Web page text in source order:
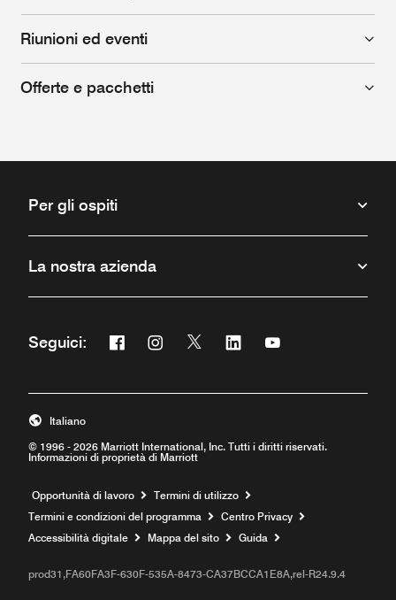
Riunioni ed eventi
Offerte e pacchetti
Per gli ospiti
La nostra azienda
Seguici: Facebook
Apre una nuova finestra
Instagram
Apre una nuova finestra
Twitter
Apre una nuova finestra
Linkedin
Apre una nuova finestra
Apre una nuova
© 1996 - 2026 Marriott International, Inc. Tutti i diritti riservati.
Informazioni di proprietà di Marriott
Italiano
Opportunità di lavoro Apre una nuova finestra
Termini di utilizzo
Termini e condizioni del programma
Centro Privacy
Accessibilità digitale
Mappa del sito Guida
prod31,FA60FA3F-630F-535A-8473-CA37BCCA1E8A,rel-R24.9.4